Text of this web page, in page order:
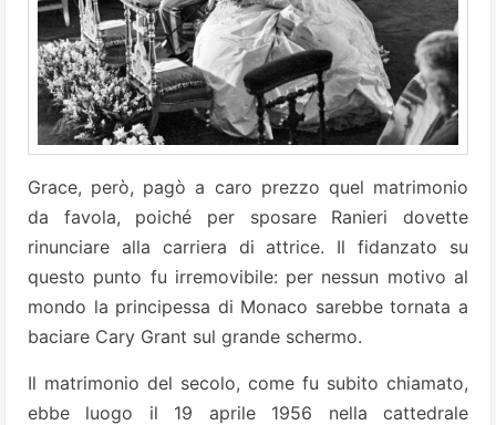
Grace, però, pagò a caro prezzo quel matrimonio
da favola, poiché per sposare Ranieri dovette
rinunciare alla carriera di attrice. Il fidanzato su
questo punto fu irremovibile: per nessun motivo al
mondo la principessa di Monaco sarebbe tornata a
baciare Cary Grant sul grande schermo.
Il matrimonio del secolo, come fu subito chiamato,
ebbe luogo il 19 aprile 1956 nella cattedrale